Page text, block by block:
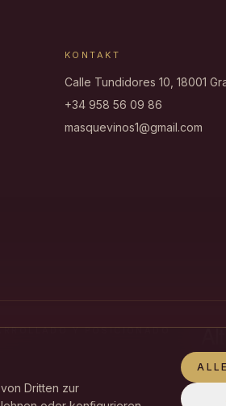
KONTAKT
Calle Tundidores 10, 18001
+34 958 56 09 86
masquevinos1@gmail.com
Y POSICIONADO
Dritten zur